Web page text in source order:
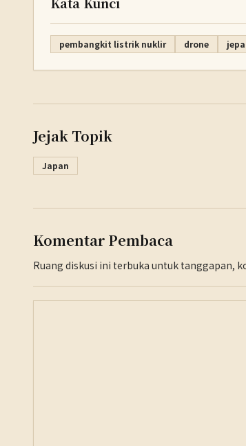
pembangkit listrik nuklir drone
Jejak Topik
Japan
Komentar Pembaca
Ruang diskusi ini terbuka untuk tanggapan,